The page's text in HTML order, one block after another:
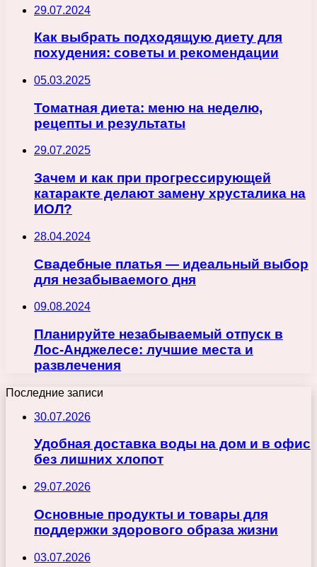
29.07.2024
Как выбрать подходящую диету для
похудения: советы и рекомендации
05.03.2025
Томатная диета: меню на неделю,
рецепты и результаты
29.07.2025
Зачем и как при прогрессирующей
катаракте делают замену хрусталика на
ИОЛ?
28.04.2024
Свадебные платья — идеальный выбор
для незабываемого дня
09.08.2024
Планируйте незабываемый отпуск в
Лос-Анджелесе: лучшие места и
развлечения
Последние записи
30.07.2026
Удобная доставка воды на дом и в офис
без лишних хлопот
29.07.2026
Основные продукты и товары для
поддержки здорового образа жизни
03.07.2026